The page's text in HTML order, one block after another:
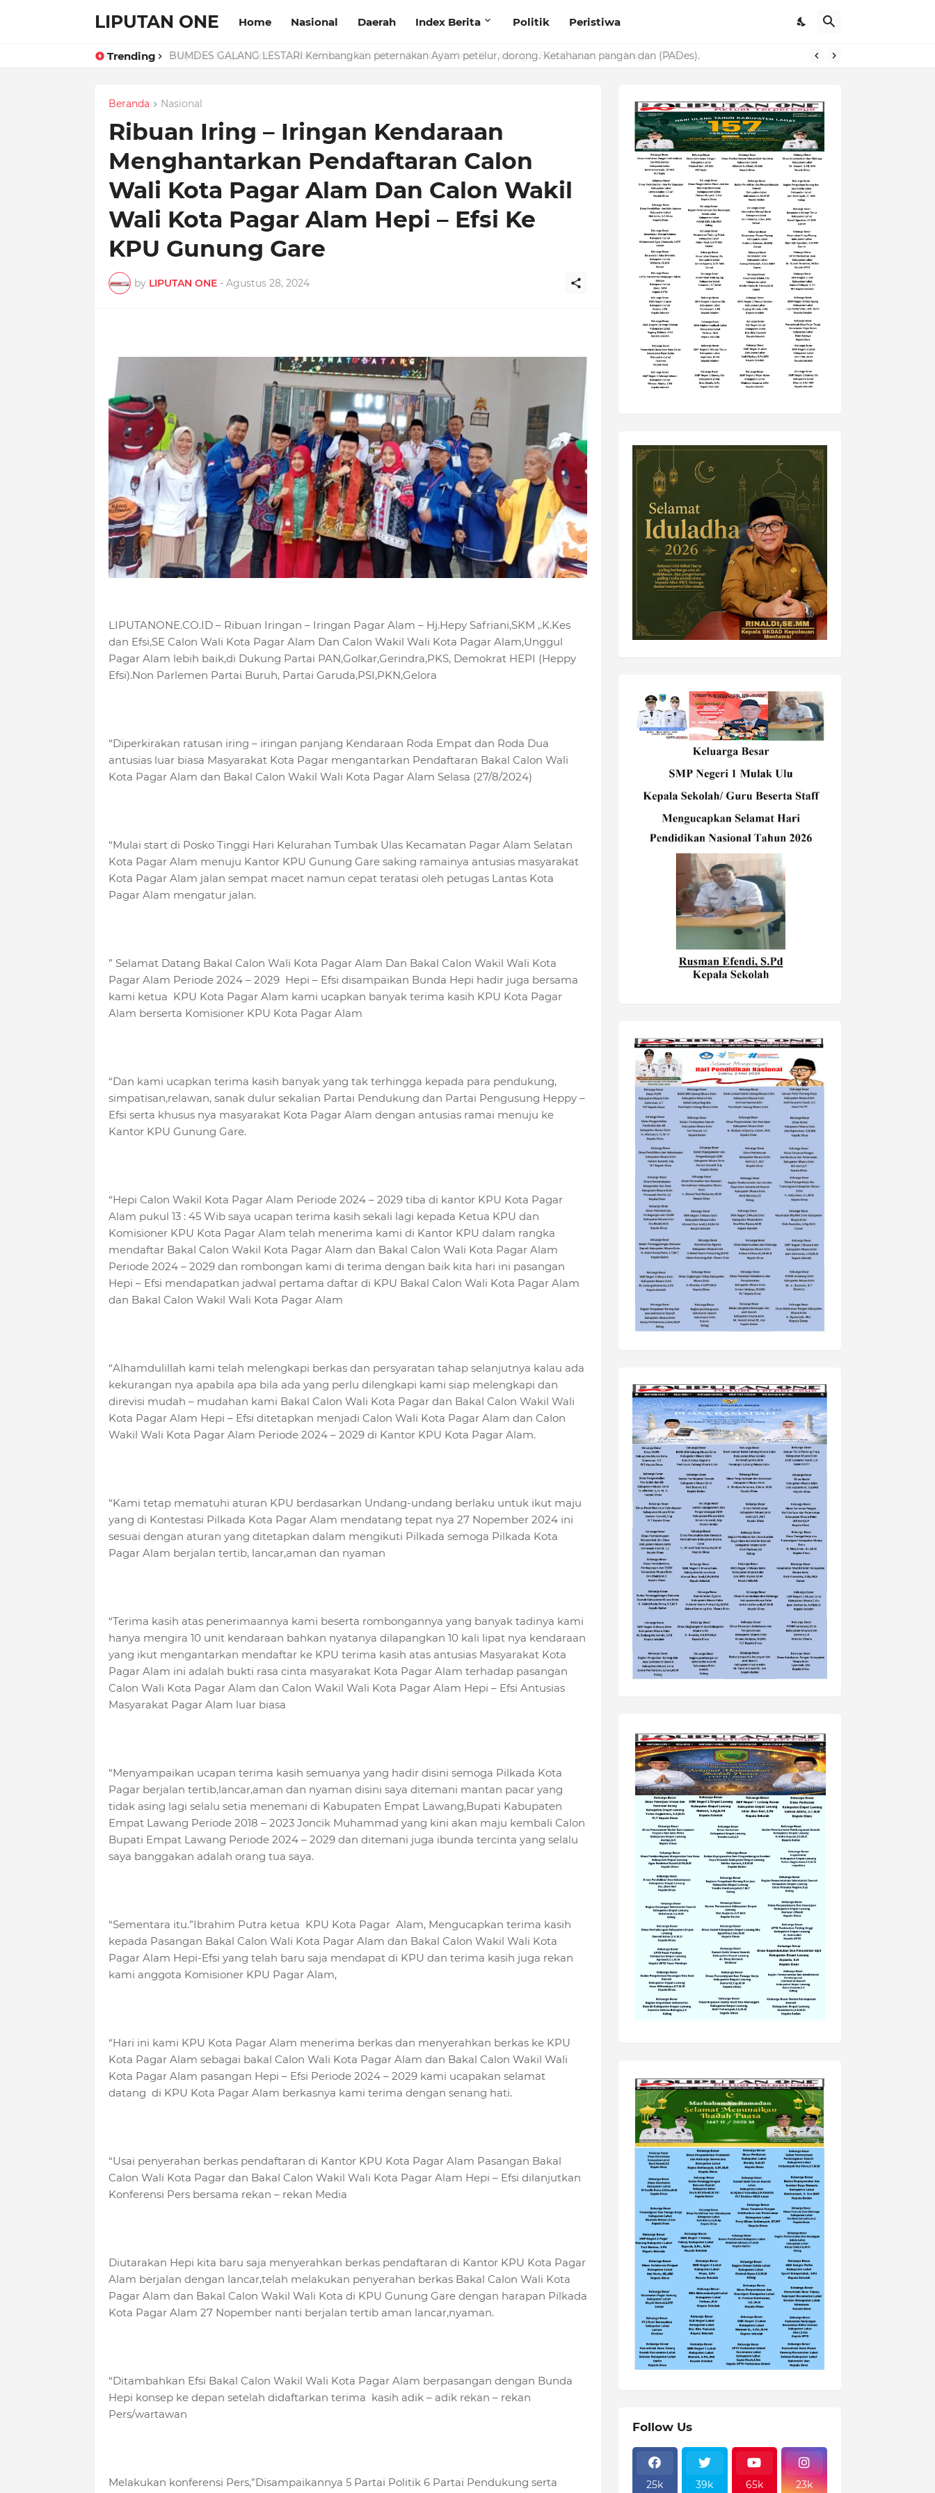
LIPUTAN ONE Home Nasional Daerah Index Berita Politik Peristiwa
Trending BUMDES GALANG LESTARI Kembangkan peternakan Ayam petelur, dorong. Ketahanan pangan dan (PADes).
Beranda Nasional
Ribuan Iring – Iringan Kendaraan
Menghantarkan Pendaftaran Calon
Wali Kota Pagar Alam Dan Calon Wakil
Wali Kota Pagar Alam Hepi – Efsi Ke
KPU Gunung Gare
by LIPUTAN ONE - Agustus 28, 2024
LIPUTANONE.CO.ID – Ribuan Iringan – Iringan Pagar Alam – Hj.Hepy Safriani,SKM ,.K.Kes
dan Efsi,SE Calon Wali Kota Pagar Alam Dan Calon Wakil Wali Kota Pagar Alam,Unggul
Pagar Alam lebih baik,di Dukung Partai PAN,Golkar,Gerindra,PKS, Demokrat HEPI (Heppy
Efsi).Non Parlemen Partai Buruh, Partai Garuda,PSI,PKN,Gelora
“Diperkirakan ratusan iring – iringan panjang Kendaraan Roda Empat dan Roda Dua
antusias luar biasa Masyarakat Kota Pagar mengantarkan Pendaftaran Bakal Calon Wali
Kota Pagar Alam dan Bakal Calon Wakil Wali Kota Pagar Alam Selasa (27/8/2024)
“Mulai start di Posko Tinggi Hari Kelurahan Tumbak Ulas Kecamatan Pagar Alam Selatan
Kota Pagar Alam menuju Kantor KPU Gunung Gare saking ramainya antusias masyarakat
Kota Pagar Alam jalan sempat macet namun cepat teratasi oleh petugas Lantas Kota
Pagar Alam mengatur jalan.
” Selamat Datang Bakal Calon Wali Kota Pagar Alam Dan Bakal Calon Wakil Wali Kota
Pagar Alam Periode 2024 – 2029 Hepi – Efsi disampaikan Bunda Hepi hadir juga bersama
kami ketua KPU Kota Pagar Alam kami ucapkan banyak terima kasih KPU Kota Pagar
Alam berserta Komisioner KPU Kota Pagar Alam
“Dan kami ucapkan terima kasih banyak yang tak terhingga kepada para pendukung,
simpatisan,relawan, sanak dulur sekalian Partai Pendukung dan Partai Pengusung Heppy –
Efsi serta khusus nya masyarakat Kota Pagar Alam dengan antusias ramai menuju ke
Kantor KPU Gunung Gare.
“Hepi Calon Wakil Kota Pagar Alam Periode 2024 – 2029 tiba di kantor KPU Kota Pagar
Alam pukul 13 : 45 Wib saya ucapan terima kasih sekali lagi kepada Ketua KPU dan
Komisioner KPU Kota Pagar Alam telah menerima kami di Kantor KPU dalam rangka
mendaftar Bakal Calon Wakil Kota Pagar Alam dan Bakal Calon Wali Kota Pagar Alam
Periode 2024 – 2029 dan rombongan kami di terima dengan baik kita hari ini pasangan
Hepi – Efsi mendapatkan jadwal pertama daftar di KPU Bakal Calon Wali Kota Pagar Alam
dan Bakal Calon Wakil Wali Kota Pagar Alam
“Alhamdulillah kami telah melengkapi berkas dan persyaratan tahap selanjutnya kalau ada
kekurangan nya apabila apa bila ada yang perlu dilengkapi kami siap melengkapi dan
direvisi mudah – mudahan kami Bakal Calon Wali Kota Pagar dan Bakal Calon Wakil Wali
Kota Pagar Alam Hepi – Efsi ditetapkan menjadi Calon Wali Kota Pagar Alam dan Calon
Wakil Wali Kota Pagar Alam Periode 2024 – 2029 di Kantor KPU Kota Pagar Alam.
“Kami tetap mematuhi aturan KPU berdasarkan Undang-undang berlaku untuk ikut maju
yang di Kontestasi Pilkada Kota Pagar Alam mendatang tepat nya 27 Nopember 2024 ini
sesuai dengan aturan yang ditetapkan dalam mengikuti Pilkada semoga Pilkada Kota
Pagar Alam berjalan tertib, lancar,aman dan nyaman
“Terima kasih atas penerimaannya kami beserta rombongannya yang banyak tadinya kami
hanya mengira 10 unit kendaraan bahkan nyatanya dilapangkan 10 kali lipat nya kendaraan
yang ikut mengantarkan mendaftar ke KPU terima kasih atas antusias Masyarakat Kota
Pagar Alam ini adalah bukti rasa cinta masyarakat Kota Pagar Alam terhadap pasangan
Calon Wali Kota Pagar Alam dan Calon Wakil Wali Kota Pagar Alam Hepi – Efsi Antusias
Masyarakat Pagar Alam luar biasa
“Menyampaikan ucapan terima kasih semuanya yang hadir disini semoga Pilkada Kota
Pagar berjalan tertib,lancar,aman dan nyaman disini saya ditemani mantan pacar yang
tidak asing lagi selalu setia menemani di Kabupaten Empat Lawang,Bupati Kabupaten
Empat Lawang Periode 2018 – 2023 Joncik Muhammad yang kini akan maju kembali Calon
Bupati Empat Lawang Periode 2024 – 2029 dan ditemani juga ibunda tercinta yang selalu
saya banggakan adalah orang tua saya.
“Sementara itu.”Ibrahim Putra ketua KPU Kota Pagar Alam, Mengucapkan terima kasih
kepada Pasangan Bakal Calon Wali Kota Pagar Alam dan Bakal Calon Wakil Wali Kota
Pagar Alam Hepi-Efsi yang telah baru saja mendapat di KPU dan terima kasih juga rekan
kami anggota Komisioner KPU Pagar Alam,
“Hari ini kami KPU Kota Pagar Alam menerima berkas dan menyerahkan berkas ke KPU
Kota Pagar Alam sebagai bakal Calon Wali Kota Pagar Alam dan Bakal Calon Wakil Wali
Kota Pagar Alam pasangan Hepi – Efsi Periode 2024 – 2029 kami ucapakan selamat
datang di KPU Kota Pagar Alam berkasnya kami terima dengan senang hati.
“Usai penyerahan berkas pendaftaran di Kantor KPU Kota Pagar Alam Pasangan Bakal
Calon Wali Kota Pagar dan Bakal Calon Wakil Wali Kota Pagar Alam Hepi – Efsi dilanjutkan
Konferensi Pers bersama rekan – rekan Media
Diutarakan Hepi kita baru saja menyerahkan berkas pendaftaran di Kantor KPU Kota Pagar
Alam berjalan dengan lancar,telah melakukan penyerahan berkas Bakal Calon Wali Kota
Pagar Alam dan Bakal Calon Wakil Wali Kota di KPU Gunung Gare dengan harapan Pilkada
Kota Pagar Alam 27 Nopember nanti berjalan tertib aman lancar,nyaman.
“Ditambahkan Efsi Bakal Calon Wakil Wali Kota Pagar Alam berpasangan dengan Bunda
Hepi konsep ke depan setelah didaftarkan terima kasih adik – adik rekan – rekan
Pers/wartawan
Melakukan konferensi Pers,”Disampaikannya 5 Partai Politik 6 Partai Pendukung serta
Follow Us
25k 39k 65k 23k